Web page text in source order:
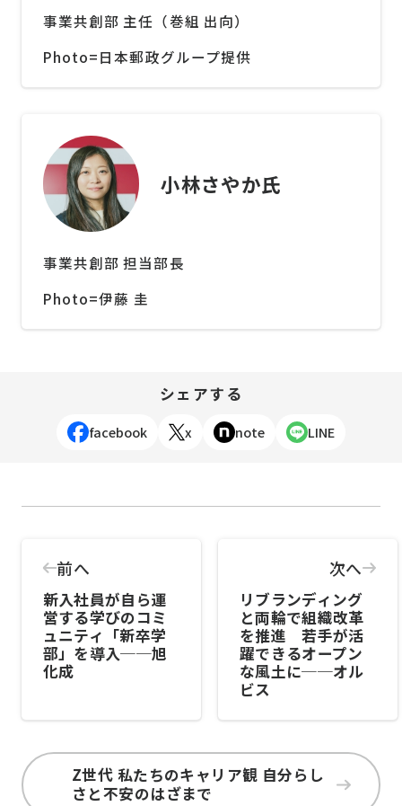
事業共創部 主任（巻組 出向）
Photo=日本郵政グループ提供
小林さやか氏
事業共創部 担当部長
Photo=伊藤 圭
シェアする
facebook x note LINE
前へ
新入社員が自ら運
営する学びのコミ
ュニティ「新卒学
部」を導入──旭
化成
次へ
リブランディング
と両輪で組織改革
を推進 若手が活
躍できるオープン
な風土に──オル
ビス
Z世代 私たちのキャリア観 自分らし
さと不安のはざまで